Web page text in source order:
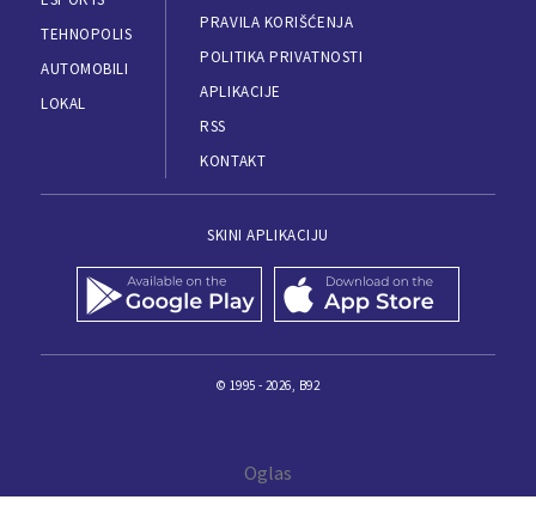
TEHNOPOLIS
AUTOMOBILI
LOKAL
PRAVILA KORIŠĆENJA
POLITIKA PRIVATNOSTI
APLIKACIJE
RSS
KONTAKT
SKINI APLIKACIJU
© 1995 - 2026, B92